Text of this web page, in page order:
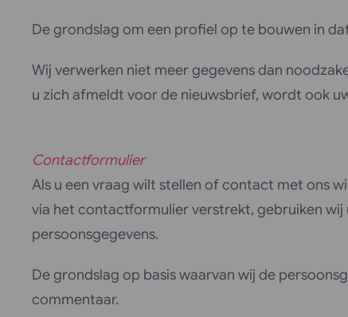
De grondslag om een profiel op te bouwen in
Wij verwerken niet meer gegevens dan
u zich afmeldt voor de nieuwsbrief, wordt ook
Contactformulier
Als u een vraag wilt stellen of contact met ons
via het contactformulier verstrekt, gebruiken
persoonsgegevens.
De grondslag op basis waarvan wij de
commentaar.